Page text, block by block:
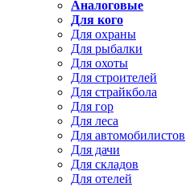
Аналоговые
Для кого
Для охраны
Для рыбалки
Для охоты
Для строителей
Для страйкбола
Для гор
Для леса
Для автомобилистов
Для дачи
Для складов
Для отелей